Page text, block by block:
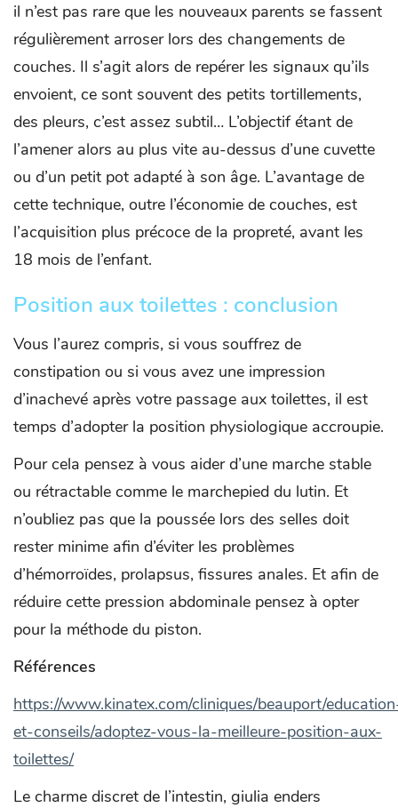
il n’est pas rare que les nouveaux parents se fassent
régulièrement arroser lors des changements de
couches. Il s’agit alors de repérer les signaux qu’ils
envoient, ce sont souvent des petits tortillements,
des pleurs, c’est assez subtil… L’objectif étant de
l’amener alors au plus vite au-dessus d’une cuvette
ou d’un petit pot adapté à son âge. L’avantage de
cette technique, outre l’économie de couches, est
l’acquisition plus précoce de la propreté, avant les
18 mois de l’enfant.
Position aux toilettes : conclusion
Vous l’aurez compris, si vous souffrez de
constipation ou si vous avez une impression
d’inachevé après votre passage aux toilettes, il est
temps d’adopter la position physiologique accroupie.
Pour cela pensez à vous aider d’une marche stable
ou rétractable comme le marchepied du lutin. Et
n’oubliez pas que la poussée lors des selles doit
rester minime afin d’éviter les problèmes
d’hémorroïdes, prolapsus, fissures anales. Et afin de
réduire cette pression abdominale pensez à opter
pour la méthode du piston.
Références
https://www.kinatex.com/cliniques/beauport/
et-conseils/adoptez-vous-la-meilleure-position-aux-
toilettes/
Le charme discret de l’intestin, giulia enders